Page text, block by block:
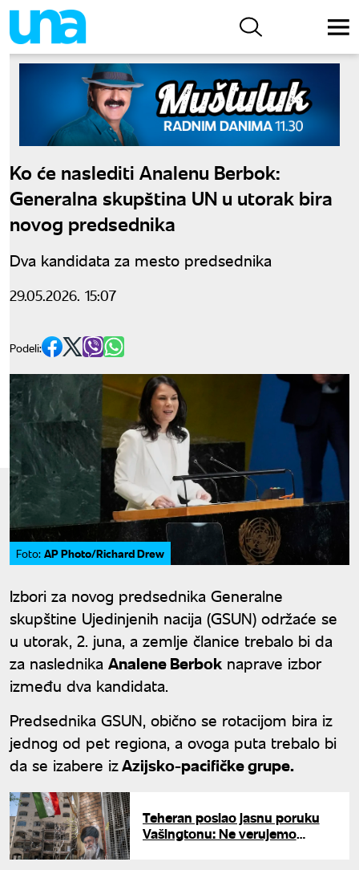
Ko će naslediti Analenu Berbok:
Generalna skupština UN u utorak bira
novog predsednika
Dva kandidata za mesto predsednika
29.05.2026. 15:07
Podeli:
Foto: AP Photo/Richard Drew
Izbori za novog predsednika Generalne
skupštine Ujedinjenih nacija (GSUN) održaće se
u utorak, 2. juna, a zemlje članice trebalo bi da
za naslednika Analene Berbok naprave izbor
između dva kandidata.
Predsednika GSUN, obično se rotacijom bira iz
jednog od pet regiona, a ovoga puta trebalo bi
da se izabere izAzijsko-pacifičke grupe.
Teheran poslao jasnu poruku
Vašingtonu: Ne verujemo